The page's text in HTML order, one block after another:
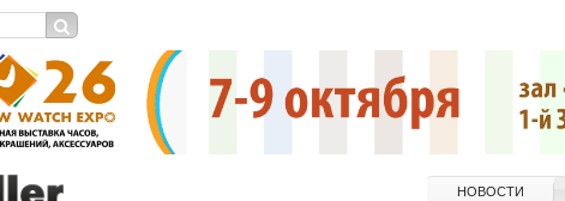
НОВОСТИ